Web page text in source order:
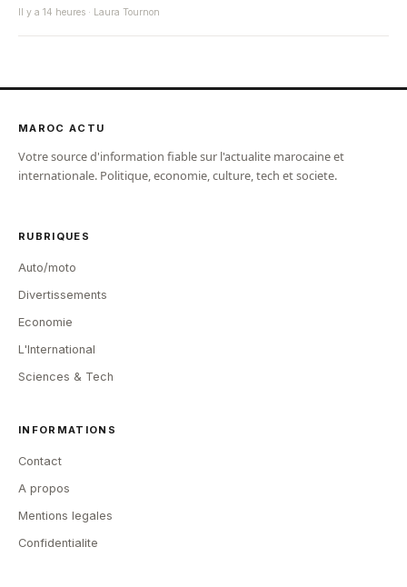
Il y a 14 heures · Laura Tournon
MAROC ACTU
Votre source d'information fiable sur l'actualite marocaine et
internationale. Politique, economie, culture, tech et societe.
RUBRIQUES
Auto/moto
Divertissements
Economie
L'International
Sciences & Tech
INFORMATIONS
Contact
A propos
Mentions legales
Confidentialite